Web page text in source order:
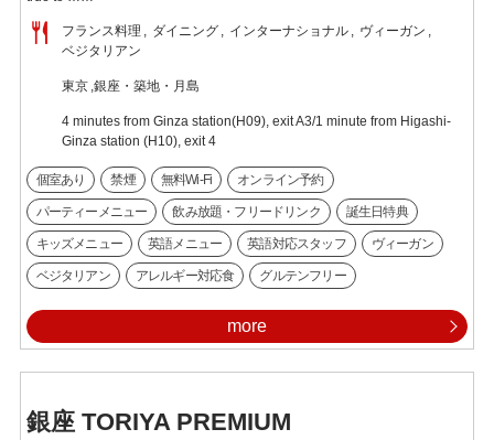
フランス料理 ダイニング インターナショナル
ヴィーガン
ベジタリアン
東京 銀座・築地・月島
4 minutes from Ginza station(H09), exit A3/1 minute from Higashi-
Ginza station (H10), exit 4
個室あり 禁煙 無料Wi-Fi オンライン予約
パーティーメニュー 飲み放題・フリードリンク 誕生日特典
キッズメニュー 英語メニュー 英語対応スタッフ ヴィーガン
ベジタリアン アレルギー対応食 グルテンフリー
more
銀座 TORIYA PREMIUM